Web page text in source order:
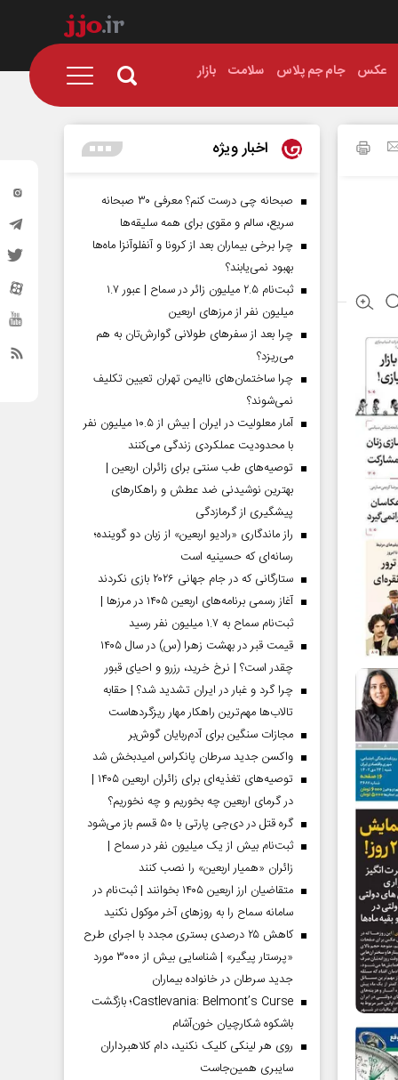
عکس جام جم پلاس سلامت بازار
اخبار ویژه
صبحانه چی درست کنم؟ معرفی ۳۰ صبحانه
سریع، سالم و مقوی برای همه سلیقه‌ها
چرا برخی بیماران بعد از کرونا و آنفلوآنزا ماه‌ها
بهبود نمی‌یابند؟
ثبت‌نام ۲.۵ میلیون زائر در سماح | عبور ۱.۷
میلیون نفر از مرز‌های اربعین
چرا بعد از سفرهای طولانی گوارش‌تان به هم
می‌ریزد؟
چرا ساختمان‌های ناایمن تهران تعیین تکلیف
نمی‌شوند؟
آمار معلولیت در ایران | بیش از ۱۰.۵ میلیون نفر
با محدودیت عملکردی زندگی می‌کنند
توصیه‌های طب سنتی برای زائران اربعین |
بهترین نوشیدنی ضد عطش و راهکارهای
پیشگیری از گرمازدگی
راز ماندگاری «رادیو اربعین» از زبان دو گوینده؛
رسانه‌ای که حسینیه است
ستارگانی که در جام جهانی ۲۰۲۶ بازی نکردند
آغاز رسمی برنامه‌های اربعین ۱۴۰۵ در مرز‌ها |
ثبت‌نام سماح به ۱.۷ میلیون نفر رسید
قیمت قبر در بهشت زهرا (س) در سال ۱۴۰۵
چقدر است؟ | نرخ خرید، رزرو و احیای قبور
چرا گرد و غبار در ایران تشدید شد؟ | حقابه
تالاب‌ها مهم‌ترین راهکار مهار ریزگردهاست
مجازات سنگین برای آدم‌ربایان گوش‌بر
واکسن جدید سرطان پانکراس امیدبخش شد
توصیه‌های تغذیه‌ای برای زائران اربعین ۱۴۰۵ |
در گرمای اربعین چه بخوریم و چه نخوریم؟
گره قتل در دی‌جی پارتی با ۵۰ قسم باز می‌شود
ثبت‌نام بیش از یک میلیون نفر در سماح |
زائران «همیار اربعین» را نصب کنند
متقاضیان ارز اربعین ۱۴۰۵ بخوانند | ثبت‌نام در
سامانه سماح را به روز‌های آخر موکول نکنید
کاهش ۲۵ درصدی بستری مجدد با اجرای طرح
«پرستار پیگیر» | شناسایی بیش از ۳۰۰۰ مورد
جدید سرطان در خانواده بیماران
Castlevania: Belmont’s Curse؛ بازگشت
باشکوه شکارچیان خون‌آشام
روی هر لینکی کلیک نکنید، دام کلاهبرداران
سایبری همین‌جاست